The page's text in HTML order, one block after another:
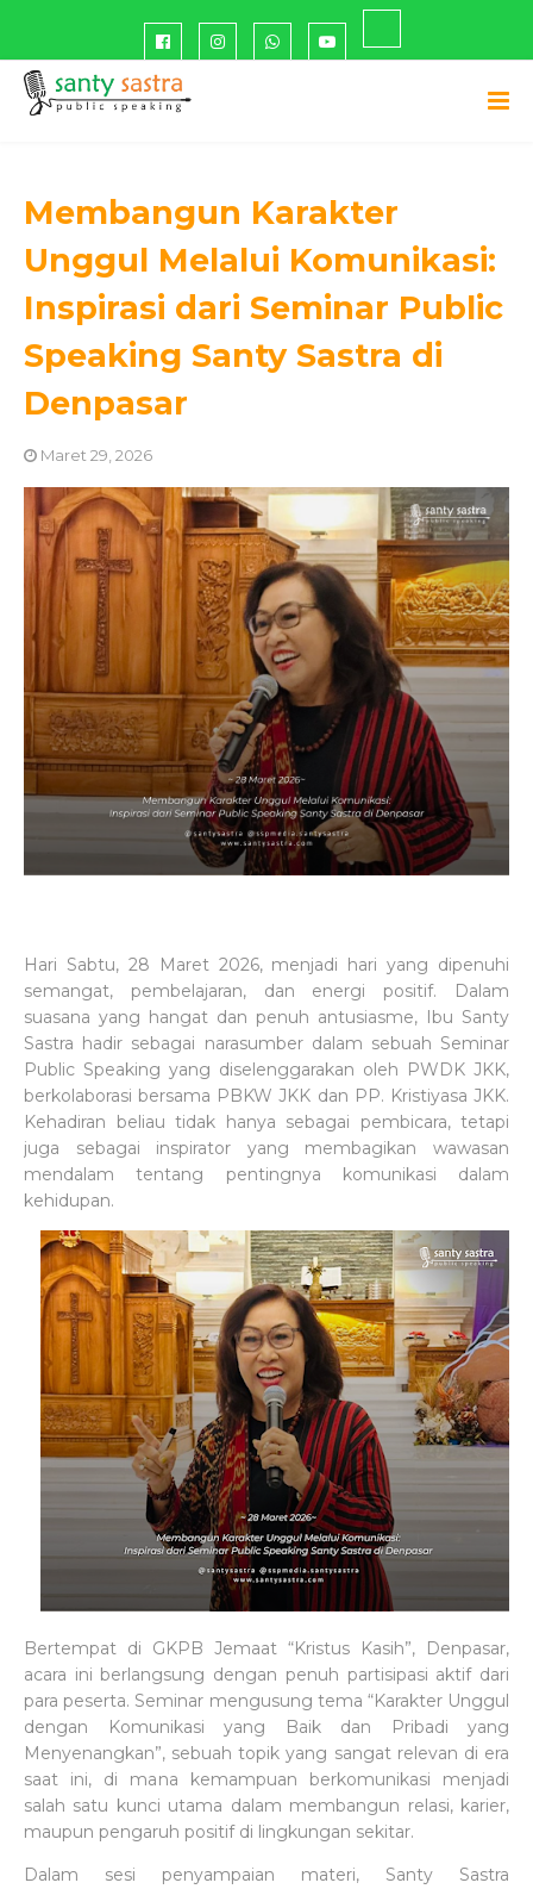
Membangun Karakter
Unggul Melalui Komunikasi:
Inspirasi dari Seminar Public
Speaking Santy Sastra di
Denpasar
Maret 29, 2026
Hari Sabtu, 28 Maret 2026, menjadi hari yang dipenuhi
semangat, pembelajaran, dan energi positif. Dalam
suasana yang hangat dan penuh antusiasme, Ibu Santy
Sastra hadir sebagai narasumber dalam sebuah Seminar
Public Speaking yang diselenggarakan oleh PWDK JKK,
berkolaborasi bersama PBKW JKK dan PP. Kristiyasa JKK.
Kehadiran beliau tidak hanya sebagai pembicara, tetapi
juga sebagai inspirator yang membagikan wawasan
mendalam tentang pentingnya komunikasi dalam
kehidupan.
Bertempat di GKPB Jemaat “Kristus Kasih”, Denpasar,
acara ini berlangsung dengan penuh partisipasi aktif dari
para peserta. Seminar mengusung tema “Karakter Unggul
dengan Komunikasi yang Baik dan Pribadi yang
Menyenangkan”, sebuah topik yang sangat relevan di era
saat ini, di mana kemampuan berkomunikasi menjadi
salah satu kunci utama dalam membangun relasi, karier,
maupun pengaruh positif di lingkungan sekitar.
Dalam sesi penyampaian materi, Santy Sastra